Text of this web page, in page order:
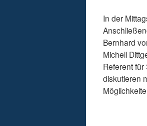
In der
Bernhard
Michell
Referent
diskutieren